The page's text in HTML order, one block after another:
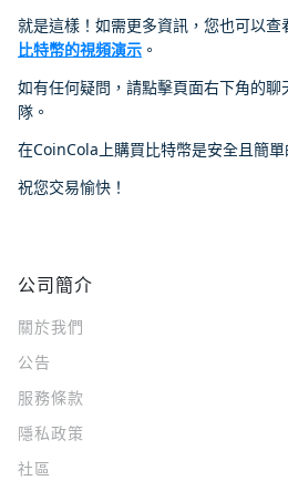
就是這樣！如需更多資訊，您也可以
比特幣的視頻演示 。
如有任何疑問，請點擊頁面右下角的
隊。
在CoinCola上購買比特幣是安全且簡單
祝您交易愉快！
公司簡介
關於我們
公告
服務條款
隱私政策
社區